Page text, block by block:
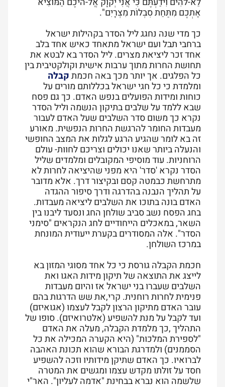
אֶתְכֶם מִתַּחַת סִבְלוֹת מִצְרָיִם".
כך מדי שנה נחגג ליל הסדר בקהילות ישראל
ברחבי תבל ועם ישראל מתאחד כאיש אחד בלב
אחד זכר ליציאת מצרים. ליל הסדר בא לבטא את
תחושת החרות מתוך ערבות אישית וקולקטיבית בין
כל הפלגים. אך יותר מכך באה חכמתקבלה
ומלמדת כי כל חגי ישראל בכללותם מורים על
כוחות ומידות הפועלים בנפש האדם. כך גם פסח
שבא ללמד על שלבים בתיקון הנשמה וליל הסדר
נקרא כך משום סדר השלבים שעל האדם לעבור
מעבדות החומר להרגשת החרות הנפשית. מאורע
זה בא לומר שהגיע הרגע לגלות את המצב החופשי
והנעלה ביותר שאנו יכולים וצריכם לחוות- עולם
הרוחניות. עוד מוסיפי המקובלים ומלמדים שליל
הסדר נקרא 'סדר' היא מפני שהיציאה לחרות לא
מתרחשת כבמטה קסם ובקיצור דרך. אלא מדובר
על תהליך הנבנה בהדרגה ודרך סיפור ההגדה
האדם בונה בתוכו את השלבים ליציאה מעבדות.
בחג הפסח נשב סביב שולחן החג ונסעד ליבנו בין
השאר, במאכלים הייחודיים לחג הנקראים "סימני
הסדר". אלה המסודרים בקערת ייעודית המונחת
במרכז השולחן.
חכמת הקבלה גורסת כי כל אחד מסוגי המזון בא
לייצג את התוצאה של תיקון מידות האגו ואת
השלבים שעברו בני ישראל אז והיום מעבדות
פנימית לחרות רוחנית. קרי,את שש הדרגות בהם
עובר האדם מתיקון הרצון לקבל לעצמו (אגואיזם)
ועד לקבל על מנת להשפיע (אלטרואיזם). סופו של
התהליך ,כך מלמדת הקבלה, מעלה את האדם
"לספירת המלכות" (היא הקערה המכילה את כל
הסממנים) ולמדרגת הבורא שהוא תכונת האהבה
לברואיו. כך האדם שתיקן מידותיו וזכה להשפיע
חסד על זולתו מקדש עצמו ומגשים את המטרה
שלשמה הוא נברא בבחינת "אדמה לעליון". האר"י